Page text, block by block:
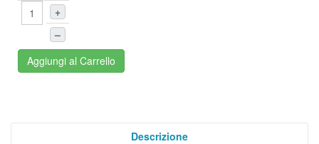
+
–
Aggiungi al Carrello
Descrizione